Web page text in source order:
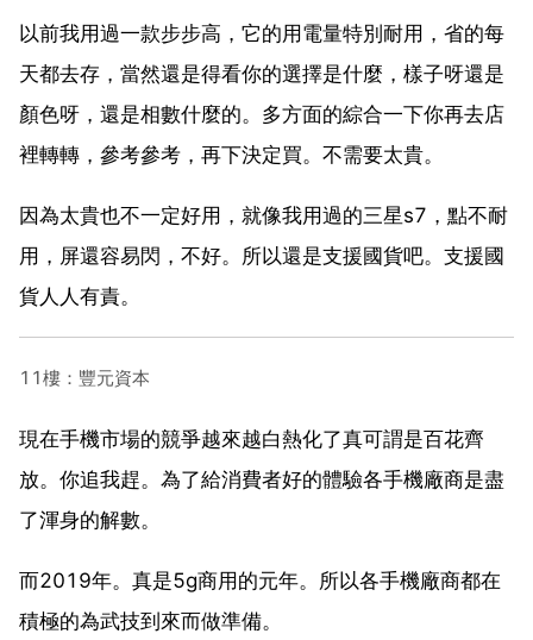
以前我用過一款步步高，它的用電量特別耐用，省的每
天都去存，當然還是得看你的選擇是什麼，樣子呀還是
顏色呀，還是相數什麼的。多方面的綜合一下你再去店
裡轉轉，參考參考，再下決定買。不需要太貴。
因為太貴也不一定好用，就像我用過的三星s7，點不耐
用，屏還容易閃，不好。所以還是支援國貨吧。支援國
貨人人有責。
11樓：豐元資本
現在手機市場的競爭越來越白熱化了真可謂是百花齊
放。你追我趕。為了給消費者好的體驗各手機廠商是盡
了渾身的解數。
而2019年。真是5g商用的元年。所以各手機廠商都在
積極的為武技到來而做準備。